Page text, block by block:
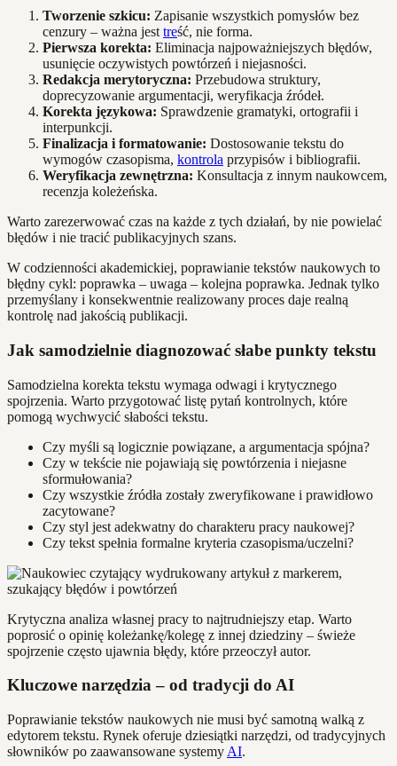
Tworzenie szkicu: Zapisanie wszystkich pomysłów bez
cenzury – ważna jest treść, nie forma.
Pierwsza korekta: Eliminacja najpoważniejszych błędów,
usunięcie oczywistych powtórzeń i niejasności.
Redakcja merytoryczna: Przebudowa struktury,
doprecyzowanie argumentacji, weryfikacja źródeł.
Korekta językowa: Sprawdzenie gramatyki, ortografii i
interpunkcji.
Finalizacja i formatowanie: Dostosowanie tekstu do
wymogów czasopisma, kontrola przypisów i bibliografii.
Weryfikacja zewnętrzna: Konsultacja z innym naukowcem,
recenzja koleżeńska.
Warto zarezerwować czas na każde z tych działań, by nie powielać
błędów i nie tracić publikacyjnych szans.
W codzienności akademickiej, poprawianie tekstów naukowych to
błędny cykl: poprawka – uwaga – kolejna poprawka. Jednak tylko
przemyślany i konsekwentnie realizowany proces daje realną
kontrolę nad jakością publikacji.
Jak samodzielnie diagnozować słabe punkty tekstu
Samodzielna korekta tekstu wymaga odwagi i krytycznego
spojrzenia. Warto przygotować listę pytań kontrolnych, które
pomogą wychwycić słabości tekstu.
Czy myśli są logicznie powiązane, a argumentacja spójna?
Czy w tekście nie pojawiają się powtórzenia i niejasne
sformułowania?
Czy wszystkie źródła zostały zweryfikowane i prawidłowo
zacytowane?
Czy styl jest adekwatny do charakteru pracy naukowej?
Czy tekst spełnia formalne kryteria czasopisma/uczelni?
Krytyczna analiza własnej pracy to najtrudniejszy etap. Warto
poprosić o opinię koleżankę/kolegę z innej dziedziny – świeże
spojrzenie często ujawnia błędy, które przeoczył autor.
Kluczowe narzędzia – od tradycji do AI
Poprawianie tekstów naukowych nie musi być samotną walką z
edytorem tekstu. Rynek oferuje dziesiątki narzędzi, od tradycyjnych
słowników po zaawansowane systemy AI.